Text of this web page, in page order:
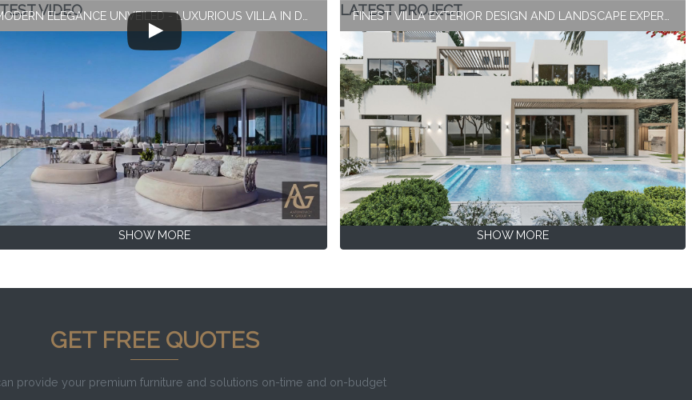
VIDEO
SHOW MORE
LATEST PROJECT
SHOW MORE
GET FREE QUOTES
provide your premium furniture and solutions on-time and on-budget